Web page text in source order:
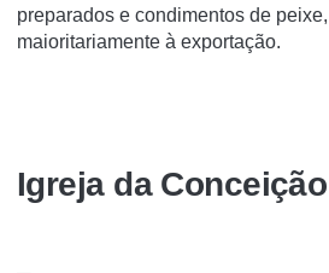
preparados e condimentos de
maioritariamente à exportação.
Igreja da